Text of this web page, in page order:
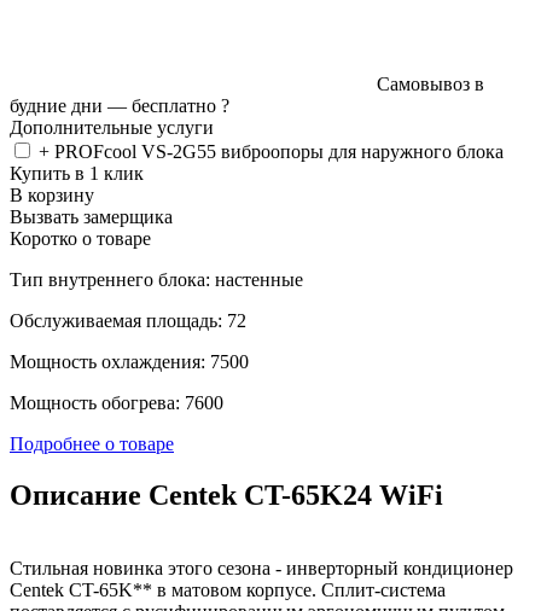
Самовывоз в
будние дни — бесплатно ?
Дополнительные услуги
+ PROFcool VS-2G55 виброопоры для наружного блока
Купить в 1 клик
В корзину
Вызвать замерщика
Коротко о товаре
Тип внутреннего блока: настенные
Обслуживаемая площадь: 72
Мощность охлаждения: 7500
Мощность обогрева: 7600
Подробнее о товаре
Описание Centek CT-65K24 WiFi
Стильная новинка этого сезона - инверторный кондиционер
Centek CT-65K** в матовом корпусе. Сплит-система